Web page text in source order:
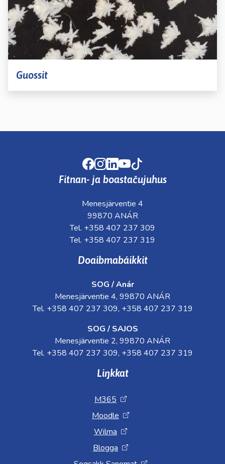
Guossit
Facebook
Instagram
LinkedIn
Youtube
Fitnan- ja boastačujuhus
Menesjärventie 4
99870 ANÁR
Tel. +358 407 237 309
Tel. +358 407 237 319
Doaibmabáikkit
SOG / Anár
Menesjärventie 4, 99870 ANÁR
Tel. +358 407 237 309, +358 407 237 319
SOG / SAJOS
Menesjärventie 2, 99870 ANÁR
Tel. +358 407 237 309, +358 407 237 319
Liŋkkat
M365
Moodle
Wilma
Blogga